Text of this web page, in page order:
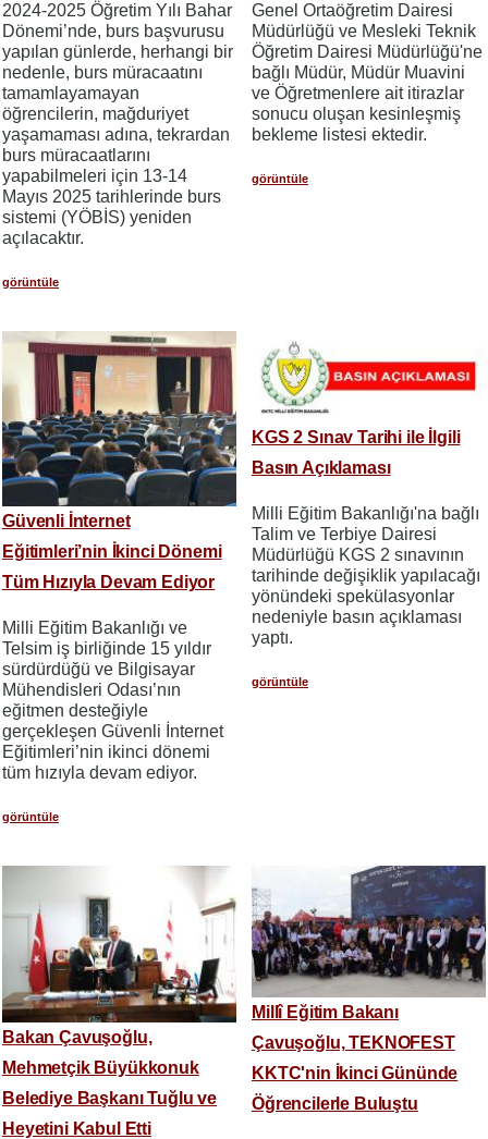
2024-2025 Öğretim Yılı Bahar
Dönemi’nde, burs başvurusu
yapılan günlerde, herhangi bir
nedenle, burs müracaatını
tamamlayamayan
öğrencilerin, mağduriyet
yaşamaması adına, tekrardan
burs müracaatlarını
yapabilmeleri için 13-14
Mayıs 2025 tarihlerinde burs
sistemi (YÖBİS) yeniden
açılacaktır.
görüntüle
Genel Ortaöğretim Dairesi
Müdürlüğü ve Mesleki Teknik
Öğretim Dairesi Müdürlüğü'ne
bağlı Müdür, Müdür Muavini
ve Öğretmenlere ait itirazlar
sonucu oluşan kesinleşmiş
bekleme listesi ektedir.
görüntüle
Güvenli İnternet
Eğitimleri’nin İkinci Dönemi
Tüm Hızıyla Devam Ediyor
Milli Eğitim Bakanlığı ve
Telsim iş birliğinde 15 yıldır
sürdürdüğü ve Bilgisayar
Mühendisleri Odası’nın
eğitmen desteğiyle
gerçekleşen Güvenli İnternet
Eğitimleri’nin ikinci dönemi
tüm hızıyla devam ediyor.
görüntüle
KGS 2 Sınav Tarihi ile İlgili
Basın Açıklaması
Milli Eğitim Bakanlığı'na bağlı
Talim ve Terbiye Dairesi
Müdürlüğü KGS 2 sınavının
tarihinde değişiklik yapılacağı
yönündeki spekülasyonlar
nedeniyle basın açıklaması
yaptı.
görüntüle
Bakan Çavuşoğlu,
Mehmetçik Büyükkonuk
Belediye Başkanı Tuğlu ve
Heyetini Kabul Etti
Millî Eğitim Bakanı
Çavuşoğlu, TEKNOFEST
KKTC'nin İkinci Gününde
Öğrencilerle Buluştu